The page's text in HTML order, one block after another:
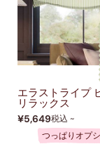
エラストライプ
リラックス
¥5,649税込 ~
つっぱりオプ